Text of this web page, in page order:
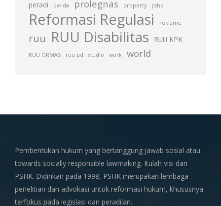
peradi perda prolegnas property pshk
Reformasi Regulasi reklame
ruu RUU Disabilitas RUU KPK
RUU ORMAS ruu pd studio work world
Pembentukan hukum yang bertanggung jawab sosial atau
towards socially responsible lawmaking. Itulah visi dari
PSHK. Didirikan pada 1998, PSHK merupakan lembaga
penelitian dan advokasi untuk reformasi hukum, khususnya
terfokus pada legislasi dan peradilan.